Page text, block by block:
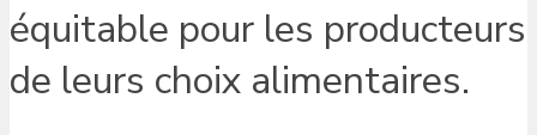
équitable pour les
de leurs choix alimentaires.